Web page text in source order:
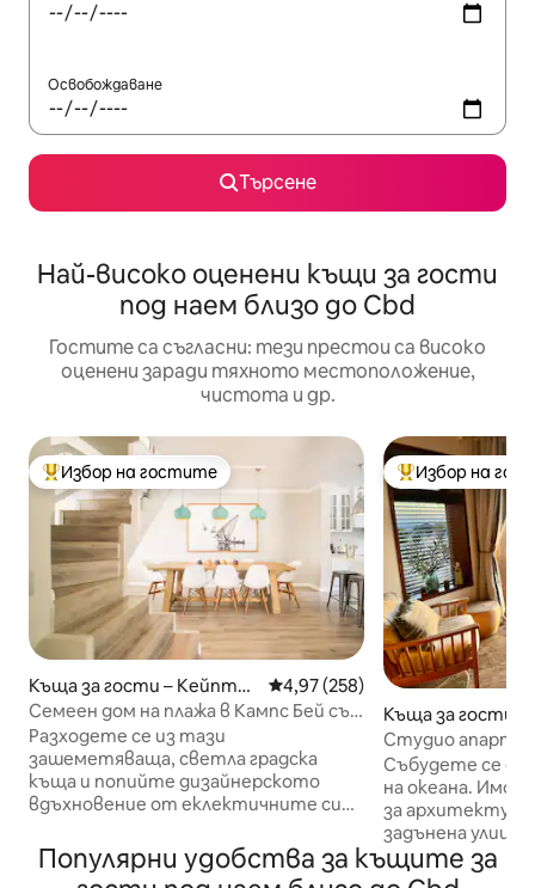
Освобождаване
Търсене
Най-високо оценени къщи за гости
под наем близо до Cbd
Гостите са съгласни: тези престои са високо
оценени заради тяхното местоположение,
чистота и др.
Най-популярен избор на гостите
Избор на гостите
Къща за гости – Кейптау
н
Средна оценка: 4,97 от 5,
4,97 (258)
Семеен дом на плажа в Кампс Бей със
страхотни гледки.
Разходете се из тази
зашеметяваща, светла градска
къща и попийте дизайнерското
вдъхновение от еклектичните си
скарата за барбекю, плувайте в
басейна и запалете огнището,
Най-популярен
Избор на
Къща за гости
н
Студио
великолепна
Събудете се с
на океана. Имот, отличен с награда
за
задънена улица
планината
малък
Популярни удобства за къщите за